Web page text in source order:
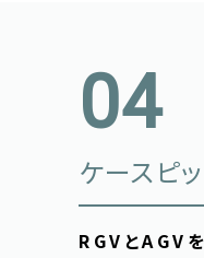
ケースピ
RGVとAGV